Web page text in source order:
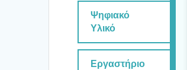
Ψηφια­κό
Υλι­κό
Εργα­στή­ριο